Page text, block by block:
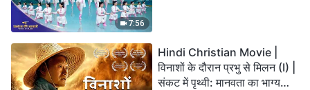
7:56
Hindi Christian Movie |
विनाशों के दौरान प्रभु से मिलन (I) |
संकट में पृथ्वी: मानवता का भाग्य